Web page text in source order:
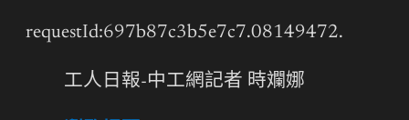
requestId:697b87c3b5e7c7.08149472.
工人日報-中工網記者 時斕娜